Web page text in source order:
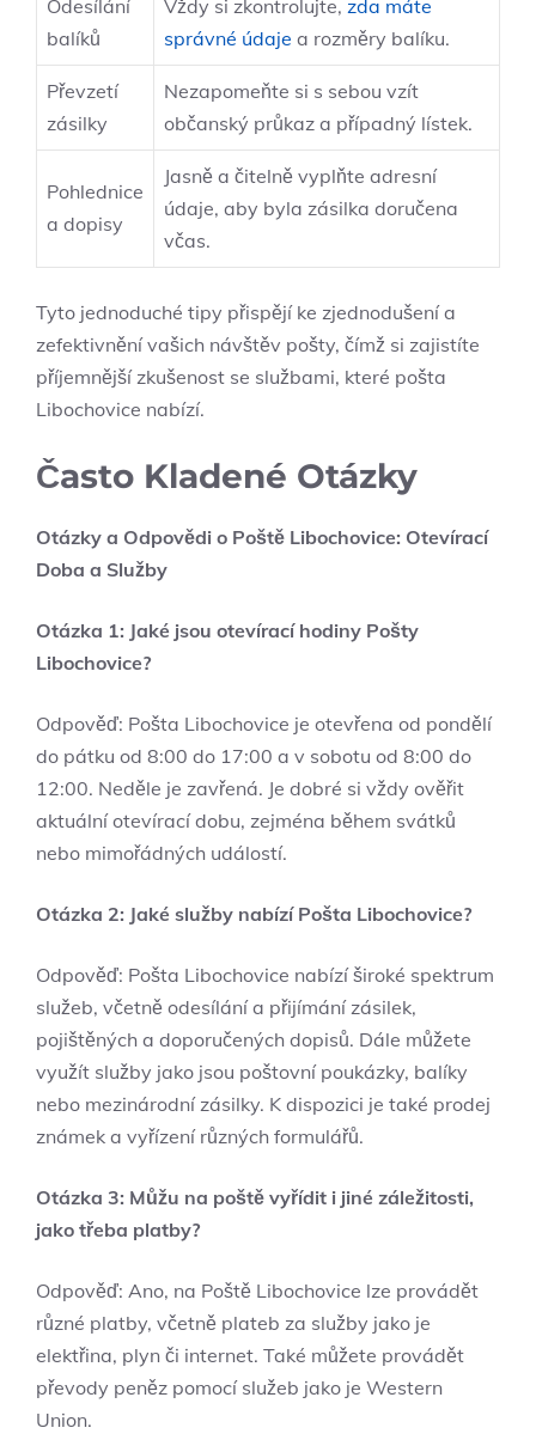
Odesílání
balíků
Vždy si zkontrolujte, zda máte
správné údaje a rozměry balíku.
Převzetí
zásilky
Nezapomeňte si s sebou vzít
občanský průkaz a případný lístek.
Pohlednice
a dopisy
Jasně a čitelně vyplňte adresní
údaje, aby byla zásilka doručena
včas.
Tyto jednoduché tipy přispějí ke zjednodušení a
zefektivnění vašich návštěv pošty, čímž si zajistíte
příjemnější zkušenost se službami, které pošta
Libochovice nabízí.
Často Kladené Otázky
Otázky a Odpovědi o Poště Libochovice: Otevírací
Doba a Služby
Otázka 1: Jaké jsou otevírací hodiny Pošty
Libochovice?
Odpověď: Pošta Libochovice je otevřena od pondělí
do pátku od 8:00 do 17:00 a v sobotu od 8:00 do
12:00. Neděle je zavřená. Je dobré si vždy ověřit
aktuální otevírací dobu, zejména během svátků
nebo mimořádných událostí.
Otázka 2: Jaké služby nabízí Pošta Libochovice?
Odpověď: Pošta Libochovice nabízí široké spektrum
služeb, včetně odesílání a přijímání zásilek,
pojištěných a doporučených dopisů. Dále můžete
využít služby jako jsou poštovní poukázky, balíky
nebo mezinárodní zásilky. K dispozici je také prodej
známek a vyřízení různých formulářů.
Otázka 3: Můžu na poště vyřídit i jiné záležitosti,
jako třeba platby?
Odpověď: Ano, na Poště Libochovice lze provádět
různé platby, včetně plateb za služby jako je
elektřina, plyn či internet. Také můžete provádět
převody peněz pomocí služeb jako je Western
Union.